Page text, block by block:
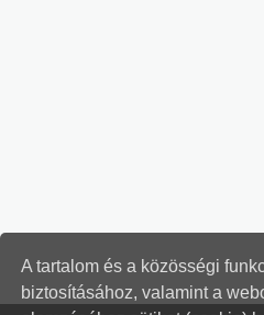
A tartalom és a közösségi
biztosításához, valamint a